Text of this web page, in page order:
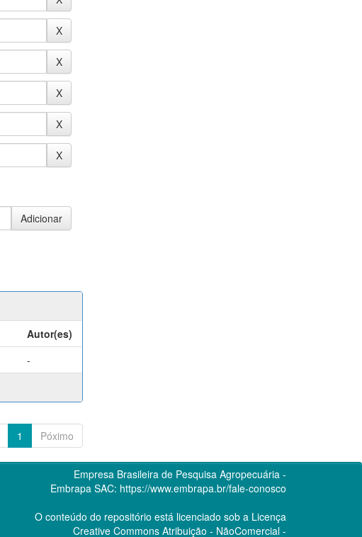
Autor(es)
-
1 Póximo
Empresa Brasileira de Pesquisa Agropecuária -
Embrapa SAC: https://www.embrapa.br/fale-conosco
O conteúdo do repositório está licenciado sob a Licença
Creative CommonsAtribuição - NãoComercial -